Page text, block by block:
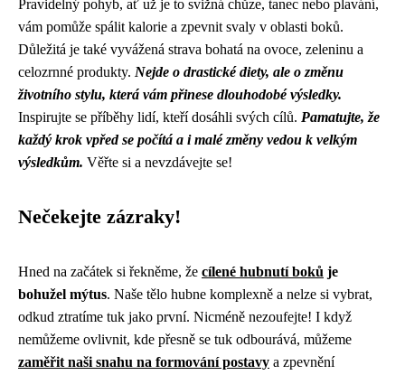
Pravidelný pohyb, ať už je to svižná chůze, tanec nebo plavání,
vám pomůže spálit kalorie a zpevnit svaly v oblasti boků.
Důležitá je také vyvážená strava bohatá na ovoce, zeleninu a
celozrnné produkty. Nejde o drastické diety, ale o změnu
životního stylu, která vám přinese dlouhodobé výsledky.
Inspirujte se příběhy lidí, kteří dosáhli svých cílů. Pamatujte, že
každý krok vpřed se počítá a i malé změny vedou k velkým
výsledkům. Věřte si a nevzdávejte se!
Nečekejte zázraky!
Hned na začátek si řekněme, že cílené hubnutí boků je
bohužel mýtus. Naše tělo hubne komplexně a nelze si vybrat,
odkud ztratíme tuk jako první. Nicméně nezoufejte! I když
nemůžeme ovlivnit, kde přesně se tuk odbourává, můžeme
zaměřit naši snahu na formování postavy a zpevnění